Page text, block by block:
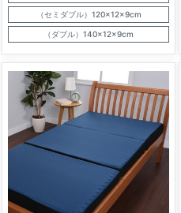
（セミダブル）120×12×9cm
（ダブル）140×12×9cm